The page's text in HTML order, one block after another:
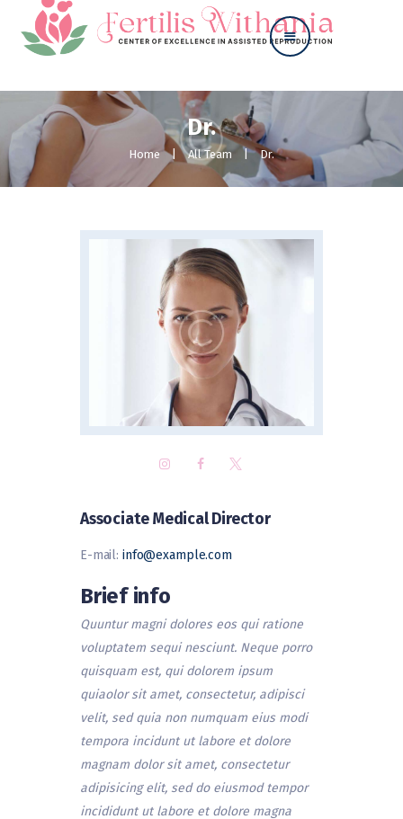
Dr.
Home All Team Dr.
Home
About
Our Services
Associate Medical Director
E-mail: info@example.com
Brief info
Quuntur magni dolores eos qui ratione
voluptatem sequi nesciunt. Neque porro
quisquam est, qui dolorem ipsum
quiaolor sit amet, consectetur, adipisci
velit, sed quia non numquam eius modi
tempora incidunt ut labore et dolore
magnam dolor sit amet, consectetur
adipisicing elit, sed do eiusmod tempor
incididunt ut labore et dolore magna